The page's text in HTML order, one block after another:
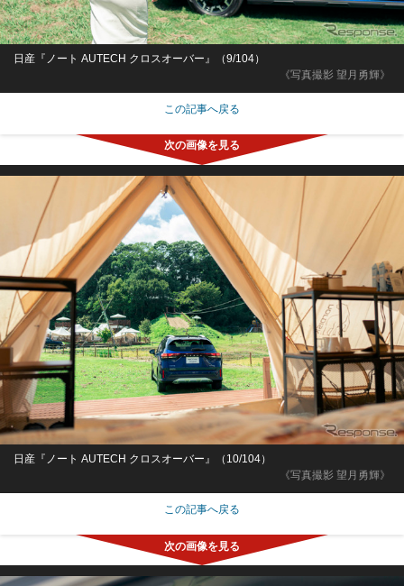
《写真撮影 望月勇輝》
日産『ノート AUTECH クロスオーバー』（9/104）
この記事へ戻る
《写真撮影 望月勇輝》
日産『ノート AUTECH クロスオーバー』（10/104）
この記事へ戻る